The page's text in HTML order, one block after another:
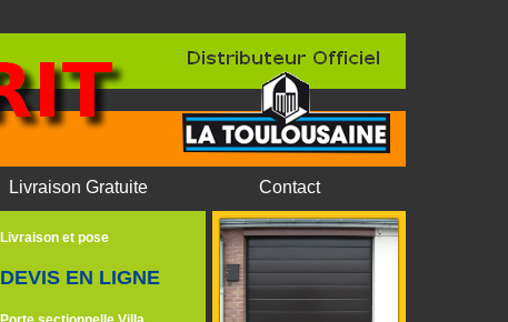
Livraison Gratuite Contact
Livraison et pose
DEVIS EN LIGNE